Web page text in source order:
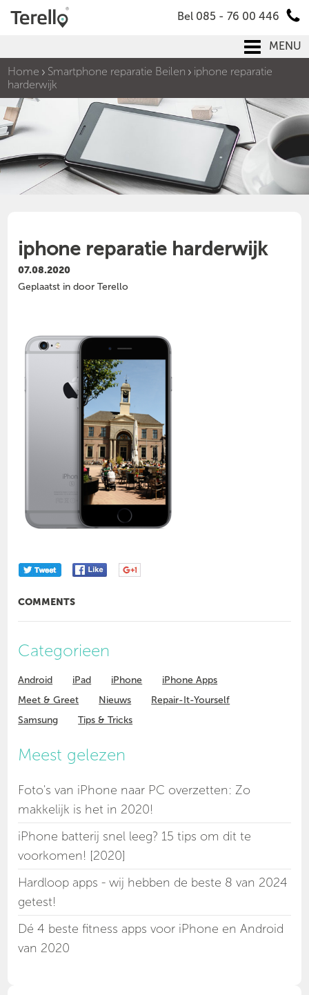
Bel 085 - 76 00 446
MENU
Home
Smartphone reparatie Beilen
iphone reparatie
harderwijk
iphone reparatie harderwijk
07.08.2020
Geplaatst in door Terello
COMMENTS
Categorieen
Android iPad iPhone
iPhone Apps
Meet & Greet
Nieuws
Repair-It-Yourself
Samsung
Tips & Tricks
Meest gelezen
Foto's van iPhone naar PC overzetten: Zo
makkelijk is het in 2020!
iPhone batterij snel leeg? 15 tips om dit te
voorkomen! [2020]
Hardloop apps - wij hebben de beste 8 van 2024
getest!
Dé 4 beste fitness apps voor iPhone en Android
van 2020